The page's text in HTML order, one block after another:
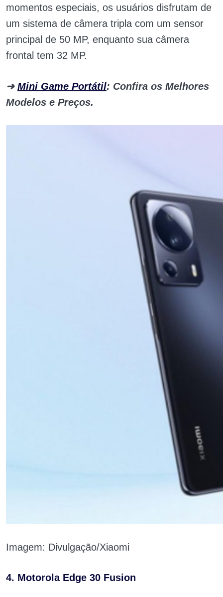
momentos especiais, os usuários disfrutam de
um sistema de câmera tripla com um sensor
principal de 50 MP, enquanto sua câmera
frontal tem 32 MP.
➜ Mini Game Portátil: Confira os Melhores
Modelos e Preços.
Imagem: Divulgação/Xiaomi
4. Motorola Edge 30 Fusion